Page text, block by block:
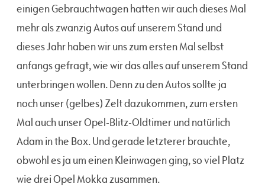
einigen Gebrauchtwagen hatten wir auch dieses Mal
mehr als zwanzig Autos auf unserem Stand und
dieses Jahr haben wir uns zum ersten Mal selbst
anfangs gefragt, wie wir das alles auf unserem Stand
unterbringen wollen. Denn zu den Autos sollte ja
noch unser (gelbes) Zelt dazukommen, zum ersten
Mal auch unser Opel-Blitz-Oldtimer und natürlich
Adam in the Box. Und gerade letzterer brauchte,
obwohl es ja um einen Kleinwagen ging, so viel Platz
wie drei Opel Mokka zusammen.